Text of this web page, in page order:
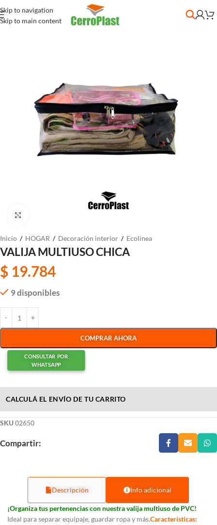
Skip to navigation
Skip to main content
Inicio / HOGAR / Decoración interior / Ecolínea
VALIJA MULTIUSO CHICA
$ 19.784
9 disponibles
COMPRAR AHORA
CONSULTAR POR
WHATSAPP
CALCULÁ EL ENVÍO DE TU CARRITO
SKU02650
Compartir:
Descripción Info adicional
¡Organiza tus pertenencias con nuestra valija multiuso de PVC!
Ideal para separar equipaje, guardar ropa y más.Características: